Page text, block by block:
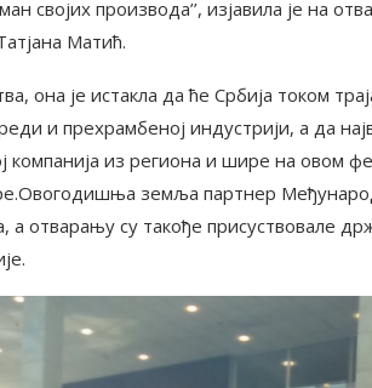
својих производа’’, изјавила је на
Матић.
она је истакла да ће Србија током
и прехрамбеној индустрији, а да
из региона и шире на овом
земља партнер
отварању су такође присуствовале